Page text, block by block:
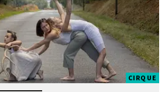
CIRQUE